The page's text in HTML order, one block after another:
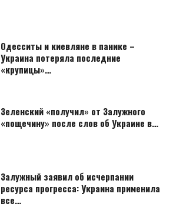
Одесситы и киевляне в панике –
Украина потеряла последние
«крупицы»…
Зеленский «получил» от Залужного
«пощечину» после слов об Украине в…
Залужный заявил об исчерпании
ресурса прогресса: Украина применила
все…